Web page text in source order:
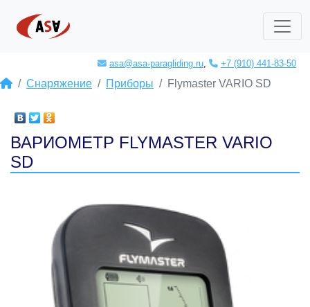
asa@asa-paragliding.ru, +7 (910) 441-83-50
Снаряжение Приборы Flymaster VARIO SD
ВАРИОМЕТР FLYMASTER VARIO
SD